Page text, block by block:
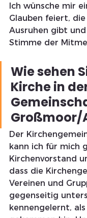
Ich wünsche mir
Glauben feiert,
Ausruhen gibt
Stimme der
Wie sehen
Kirche in
Großmoor/
Der
kann ich für mich
Kirchenvorstand
dass die
Vereinen und
gegenseitig
kennengelernt,